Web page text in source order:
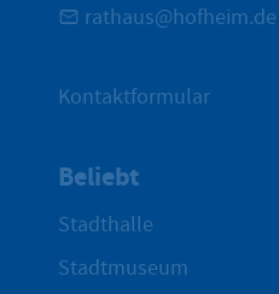
rathaus@hofheim.de
Kontaktformular
Beliebt
Stadthalle
Stadtmuseum